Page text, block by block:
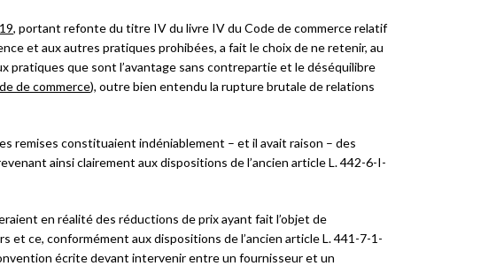
, portant refonte du titre IV du livre IV du Code de commerce relatif
et aux autres pratiques prohibées, a fait le choix de ne retenir, au
que sont l’avantage sans contrepartie et le déséquilibre
de commerce), outre bien entendu la rupture brutale de relations
remises constituaient indéniablement – et il avait raison – des
ainsi clairement aux dispositions de l’ancien article L. 442-6-I-
en réalité des réductions de prix ayant fait l’objet de
ce, conformément aux dispositions de l’ancien article L. 441-7-1-
écrite devant intervenir entre un fournisseur et un